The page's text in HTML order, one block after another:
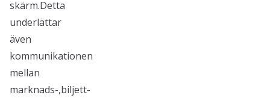
skärm.Detta
underlättar
även
kommunikationen
mellan
marknads-,biljett-